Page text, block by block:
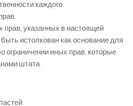
каждого.
указанных в настоящей
истолкован как основание для
ограничении иных прав, которые
штата.